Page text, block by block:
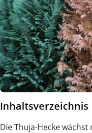
Inhaltsverzeichnis
Die Thuja-Hecke